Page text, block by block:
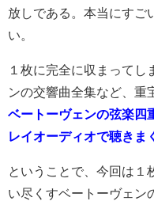
放しである。本当にすご
い。
１枚に完全に収まってし
ンの交響曲全集など、重
ベートーヴェンの弦楽四
レイオーディオで聴きま
ということで、今回は１
い尽くすベートーヴェン